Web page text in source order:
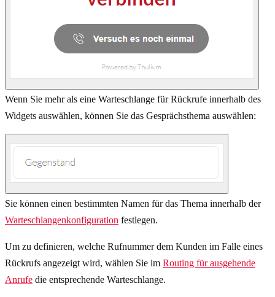
Wenn Sie mehr als eine Warteschlange für Rückrufe innerhalb des
Widgets auswählen, können Sie das Gesprächsthema auswählen:
Sie können einen bestimmten Namen für das Thema innerhalb der
Warteschlangenkonfiguration festlegen.
Um zu definieren, welche Rufnummer dem Kunden im Falle eines
Rückrufs angezeigt wird, wählen Sie im Routing für ausgehende
Anrufe die entsprechende Warteschlange.